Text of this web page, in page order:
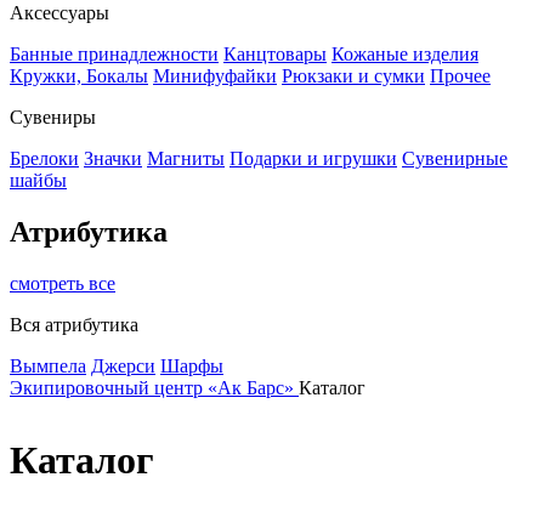
Аксессуары
Банные принадлежности Канцтовары Кожаные изделия
Кружки, Бокалы Минифуфайки Рюкзаки и сумки Прочее
Сувениры
Брелоки Значки Магниты Подарки и игрушки Сувенирные
шайбы
Атрибутика
смотреть все
Вся атрибутика
Вымпела Джерси Шарфы
Экипировочный центр «Ак Барс» Каталог
Каталог